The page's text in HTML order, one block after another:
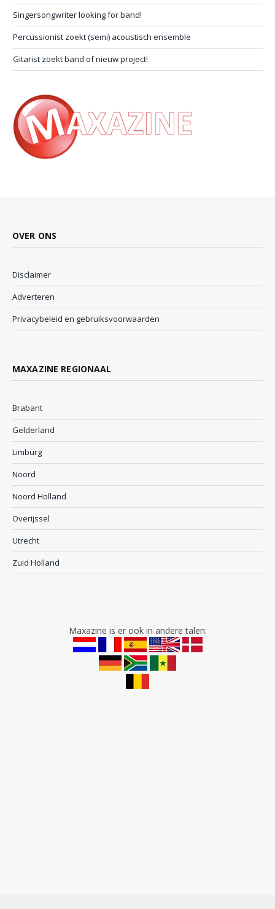
Singersongwriter looking for band!
Percussionist zoekt (semi) acoustisch ensemble
Gitarist zoekt band of nieuw project!
OVER ONS
Disclaimer
Adverteren
Privacybeleid en gebruiksvoorwaarden
MAXAZINE REGIONAAL
Brabant
Gelderland
Limburg
Noord
Noord Holland
Overijssel
Utrecht
Zuid Holland
Maxazine is er ook in andere talen: